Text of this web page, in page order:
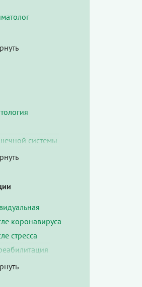
системы
коронавируса
стресса